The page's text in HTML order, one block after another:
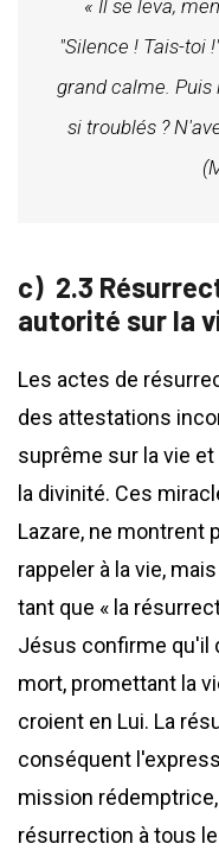
« Il se leva,
"Silence ! Tais-toi
grand calme. Puis
si troublés ?
2.3
autorité sur la
Les actes de
des attestations
suprême sur la vie
la divinité. Ces
Lazare, ne montrent
rappeler à la vie,
tant que « la
Jésus confirme qu'il
mort, promettant la
croient en Lui. La
conséquent
mission
résurrection à tous